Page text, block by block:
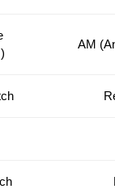
AM